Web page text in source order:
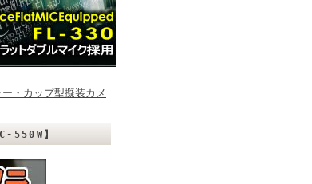
ー・カップ型擬装カメ
550W】